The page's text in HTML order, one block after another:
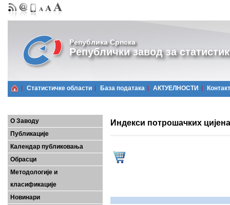
Република Српска
Републички завод за
Статистичке области Базa података АКТУЕЛНОСТИ Контакт
О Заводу
Публикације
Календар публиковања
Обрасци
Методологије и
класификације
Новинари
Индекси потрошачких